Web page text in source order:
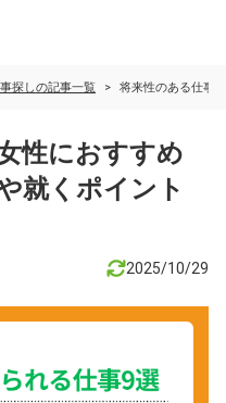
探しの記事一覧 将来性のある仕事
性におすすめ
就くポイント
2025/10/29